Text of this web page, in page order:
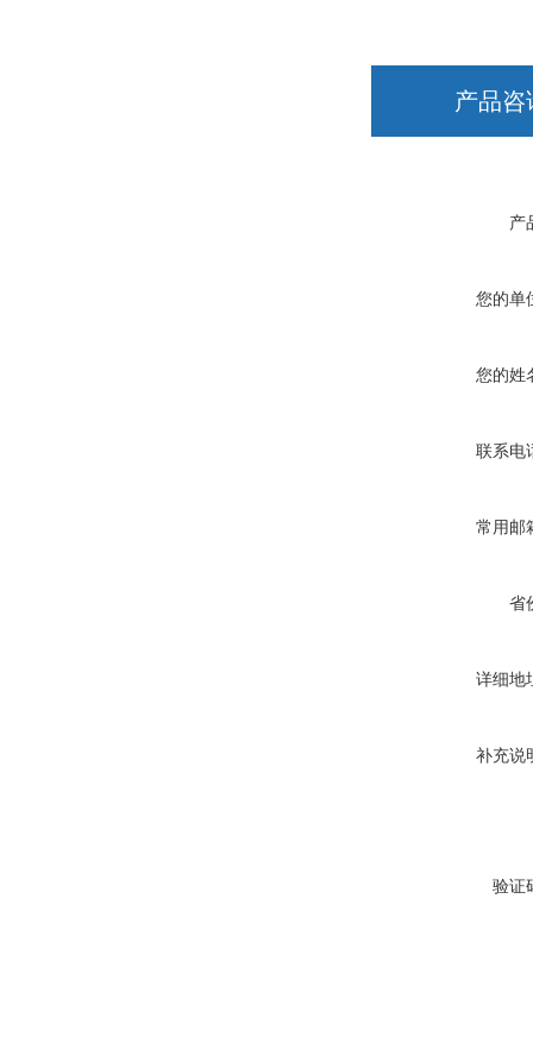
产品咨
产
您的单
您的姓
联系电
常用邮
省
详细地
补充说
验证